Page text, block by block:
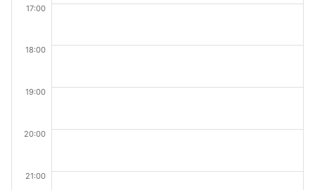
17:00
18:00
19:00
20:00
21:00